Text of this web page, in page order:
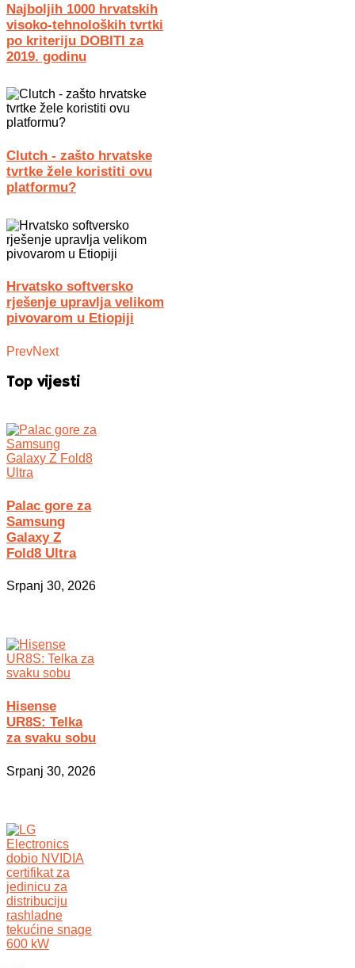
Najboljih 1000 hrvatskih
visoko-tehnoloških tvrtki
po kriteriju DOBITI za
2019. godinu
Clutch - zašto hrvatske
tvrtke žele koristiti ovu
platformu?
Hrvatsko softversko
rješenje upravlja velikom
pivovarom u Etiopiji
PrevNext
Top vijesti
Palac gore za
Samsung
Galaxy Z
Fold8 Ultra
Srpanj 30, 2026
Hisense
UR8S: Telka
za svaku sobu
Srpanj 30, 2026